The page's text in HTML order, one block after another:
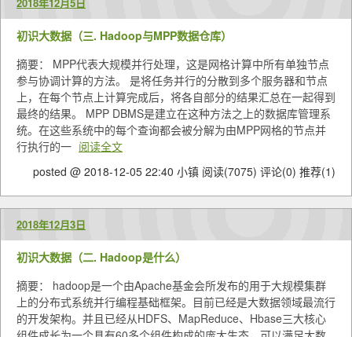
初识大数据（三. Hadoop与MPP数据仓库）
摘要： MPP代表大规模并行处理，这是网格计算中所有单独节点
参与协调计算的方法。 是将任务并行的分散到多个服务器和节点
上，在每个节点上计算完成后，将各自部分的结果汇总在一起得到
最终的结果。 MPP DBMS是建立在这种方法之上的数据库管理系
统。在这些系统中的每个查询都会被分解为由MPP网格的节点并
行执行的一 阅读全文
posted @ 2018-12-05 22:40 小镇 阅读(7075) 评论(0) 推荐(1)
2018年12月3日
初识大数据（二. Hadoop是什么）
摘要： hadoop是一个由Apache基金会所发布的用于大规模集群
上的分布式系统并行编程基础框架。目前已经是大数据领域最流行
的开发架构。并且已经从HDFS、MapReduce、Hbase三大核心